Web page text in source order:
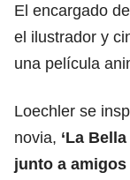
El encargado
el ilustrador y
una película
Loechler se
novia, ‘La
junto a